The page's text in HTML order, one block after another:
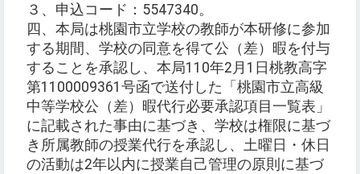
３、申込コード：5547340。
四、本局は桃園市立学校の教師が本研修に参加
する期間、学校の同意を得て公（差）暇を付与
することを承認し、本局110年2月1日桃教高字
第1100009361号函で送付した「桃園市立高級
中等学校公（差）暇代行必要承認項目一覧表」
に記載された事由に基づき、学校は権限に基づ
き所属教師の授業代行を承認し、土曜日・休日
の活動は2年以内に授業自己管理の原則に基づ